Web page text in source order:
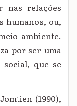
nas relações
humanos, ou,
ambiente.
por ser uma
que se
(1990),